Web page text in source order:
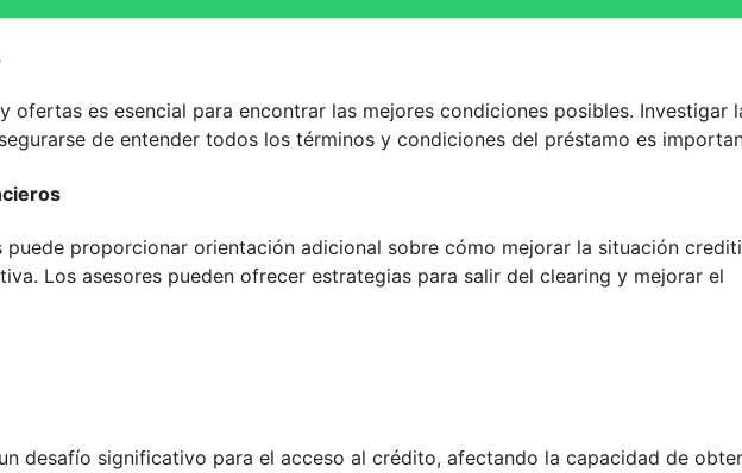
ofertas es esencial para encontrar las mejores condiciones posibles. Investigar
de entender todos los términos y condiciones del préstamo es
puede proporcionar orientación adicional sobre cómo mejorar la situación
Los asesores pueden ofrecer estrategias para salir del clearing y mejorar el
desafío significativo para el acceso al crédito, afectando la capacidad de